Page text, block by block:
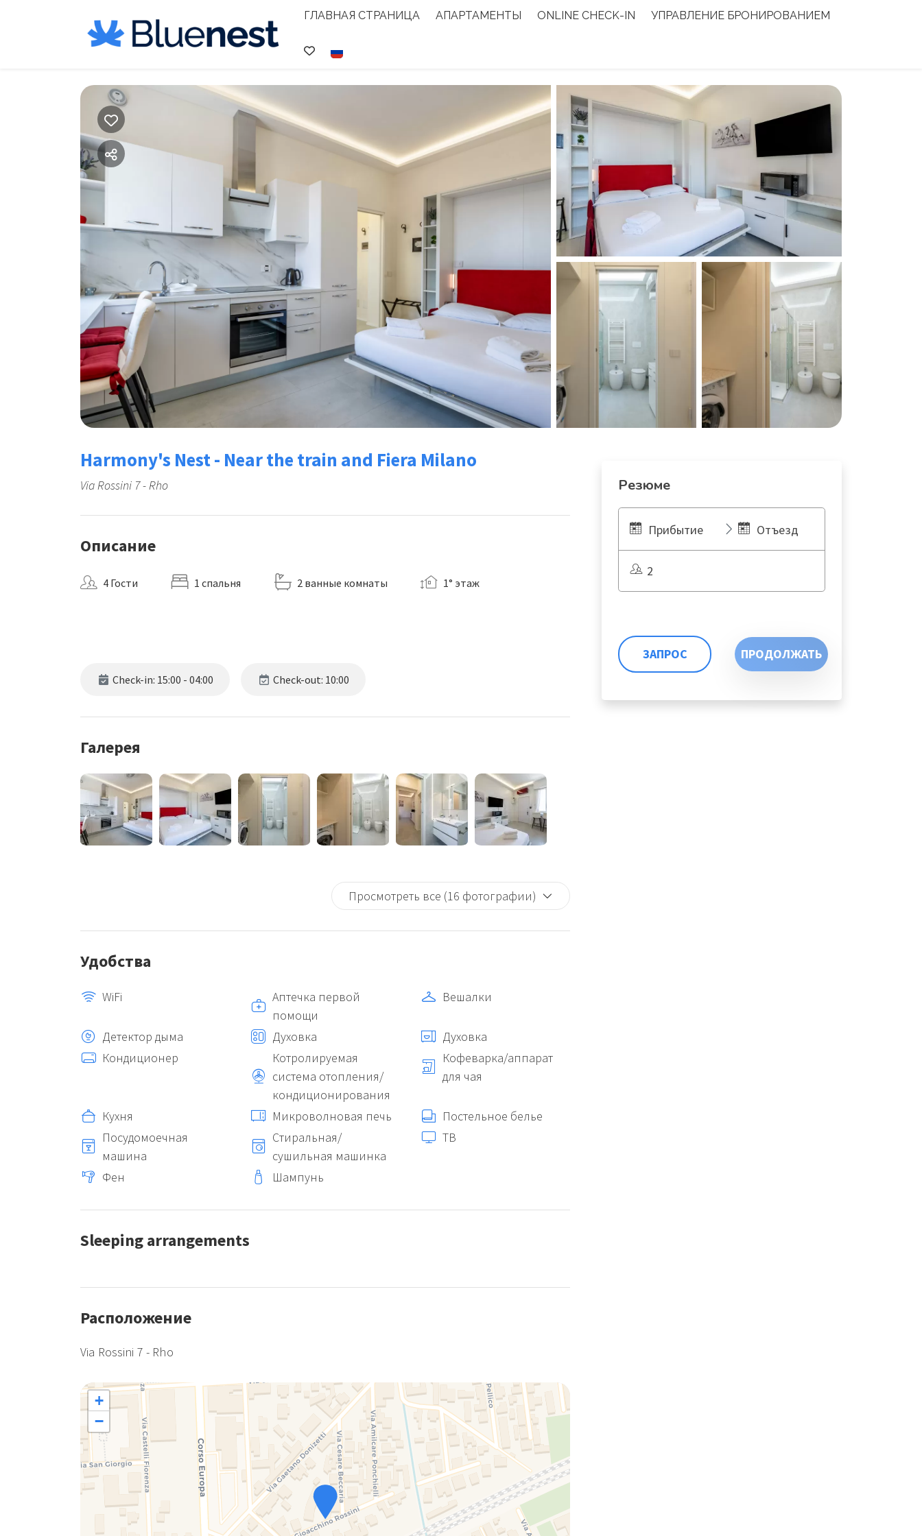
ГЛАВНАЯ СТРАНИЦА АПАРТАМЕНТЫ ONLINE CHECK-IN УПРАВЛЕНИЕ БРОНИРОВАНИЕМ
Harmony's Nest - Near the train and Fiera Milano
Via Rossini 7 - Rho
Описание
4 Гости 1 cпальня 2 ванные комнаты 1° этаж
Check-in: 15:00 - 04:00 Check-out: 10:00
Галерея
Просмотреть все (16 фотографии)
Удобства
WiFi
Аптечка первой
помощи
Вешалки
Детектор дыма Духовка
Духовка
Кондиционер
Котролируемая
система отопления/
кондиционирования
Кофеварка/аппарат
для чая
Кухня Микроволновая печь
Постельное белье
Посудомоечная
машина
Стиральная/
сушильная машинка
ТВ
Фен Шампунь
Sleeping arrangements
Расположение
Via Rossini 7 - Rho
+
−
Резюме
Прибытие Отъезд
2
ЗАПРОС ПРОДОЛЖАТЬ